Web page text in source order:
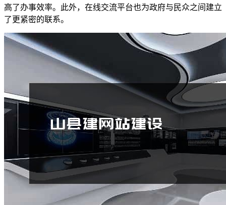
高了办事效率。此外，在线交流平台也为政府与民众之间建立
了更紧密的联系。